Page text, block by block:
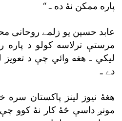
پاره ممکن نۀ ده ـ “
عابد حسېن يو زلمے روحانى
مرستې ترلاسه کولو د پاره
ليکي ـ هغه وائي چې د تعويز
دے ـ
هغۀ نيوز لينز پاکستان سره
مونږ داسې څۀ کار نۀ کوو